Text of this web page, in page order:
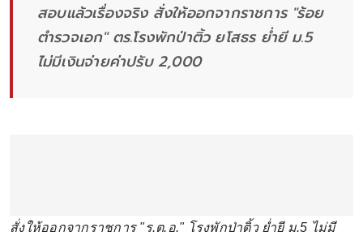
สอบแล้วเรื่องจริง สั่งให้ออกจากราชการ "ร้อย
ตำรวจเอก" ตร.โรงพักป่าติ้ว ยโสธร ย่ำยี ม.5
ไม่มีเงินจ่ายค่าปรับ 2,000
สั่งให้ออกจากราชการ "ร.ต.อ." โรงพักป่าติ้ว ย่ำยี ม.5 ไม่มี